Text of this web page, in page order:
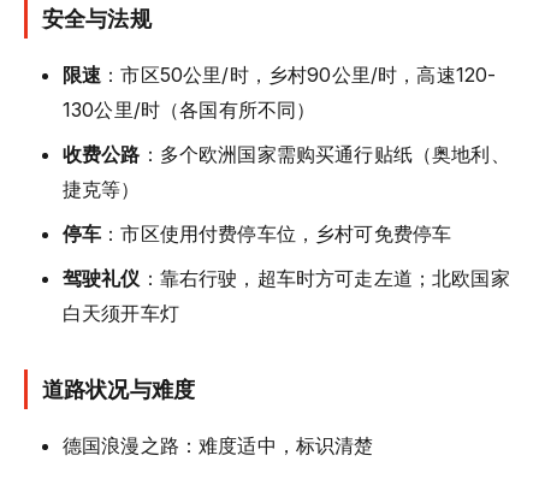
安全与法规
限速 ：市区50公里/时，乡村90公里/时，高速120-
130公里/时（各国有所不同）
收费公路 ：多个欧洲国家需购买通行贴纸（奥地利、
捷克等）
停车 ：市区使用付费停车位，乡村可免费停车
驾驶礼仪 ：靠右行驶，超车时方可走左道；北欧国家
白天须开车灯
道路状况与难度
德国浪漫之路：难度适中，标识清楚